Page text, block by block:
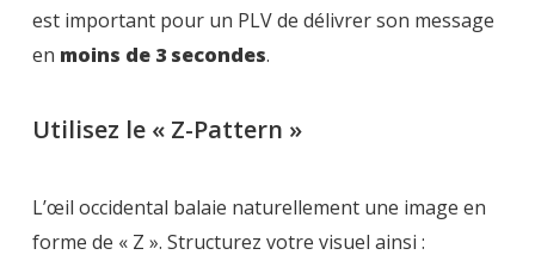
est important pour un PLV de délivrer son message
en moins de 3 secondes.
Utilisez le « Z-Pattern »
L’œil occidental balaie naturellement une image en
forme de « Z ». Structurez votre visuel ainsi :